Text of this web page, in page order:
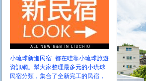
小琉球民宿
小琉球民宿推薦
【小琉球民宿特約】東港停車場!!看這邊
小琉球民宿 最完整的旅遊資訊都在這
【哇靠小琉球】新版官網熱情開站
【哇靠小琉球粉絲團】即時動態!!
小琉球新進民宿- 都在哇靠小琉球旅遊
資訊網。幫大家整理最多元的小琉球
民宿分類，集合了全新完工的民宿，